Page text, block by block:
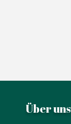
Über uns